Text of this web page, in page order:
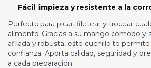
Fácil limpieza y resistente a la
Perfecto para picar, filetear y trocear
alimento. Gracias a su mango cómodo y
afilada y robusta, este cuchillo te
confianza. Aporta calidad, seguridad y
a cada preparación.